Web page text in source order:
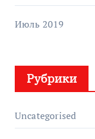
Июль 2019
Рубрики
Uncategorised